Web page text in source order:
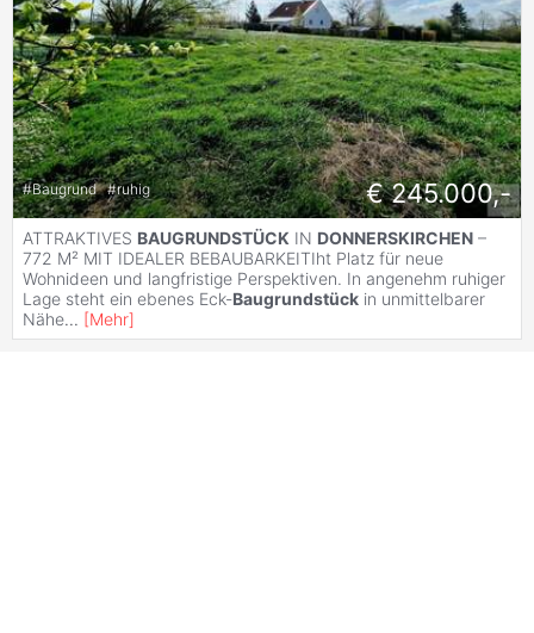
#Baugrund #ruhig € 245.000,-
ATTRAKTIVES BAUGRUNDSTÜCK IN DONNERSKIRCHEN –
772 M² MIT IDEALER BEBAUBARKEITIht Platz für neue
Wohnideen und langfristige Perspektiven. In angenehm ruhiger
Lage steht ein ebenes Eck-Baugrundstück in unmittelbarer
Nähe... [Mehr]